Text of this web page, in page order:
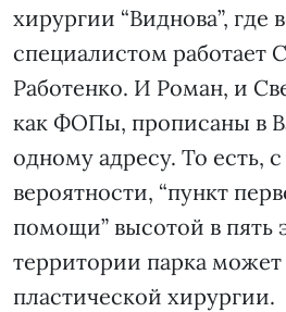
хирургии “Виднова”, где
специалистом работает
Работенко. И Роман, и
как ФОПы, прописаны в
одному адресу. То есть,
вероятности, “пункт
помощи” высотой в пять
территории парка может
пластической хирургии.